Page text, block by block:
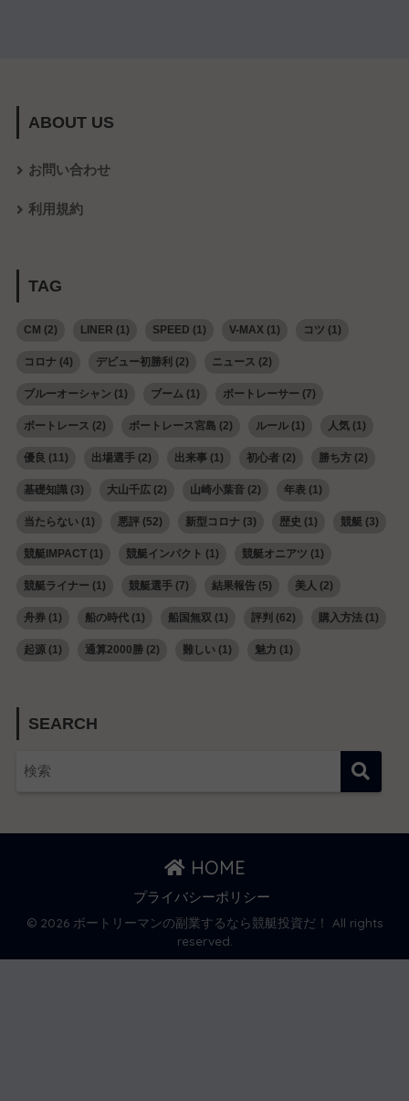
ABOUT US
お問い合わせ
利用規約
TAG
CM (2) LINER (1) SPEED (1) V-MAX(1) コツ (1)
コロナ(4) デビュー初勝利 (2) ニュース (2)
ブルーオーシャン (1) ブーム(1) ボートレーサー (7)
ボートレース (2) ボートレース宮島 (2) ルール(1) 人気(1)
優良 (11) 出場選手(2) 出来事(1) 初心者(2) 勝ち方(2)
基礎知識(3) 大山千広(2) 山崎小葉音(2) 年表(1)
当たらない(1) 悪評(52) 新型コロナ(3) 歴史 (1) 競艇 (3)
競艇IMPACT(1) 競艇インパクト (1) 競艇オニアツ (1)
競艇ライナー (1) 競艇選手(7) 結果報告(5) 美人 (2)
舟券(1) 船の時代(1) 船国無双 (1) 評判 (62) 購入方法(1)
起源(1) 通算2000勝(2) 難しい(1) 魅力 (1)
SEARCH
HOME
プライバシーポリシー
© 2026 ボートリーマンの副業するなら競艇投資だ！ All rights
reserved.